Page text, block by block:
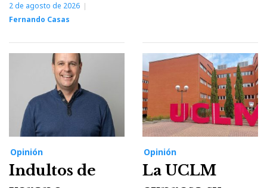
2 de agosto de 2026
Fernando Casas
Opinión
Indultos de
Opinión
La UCLM